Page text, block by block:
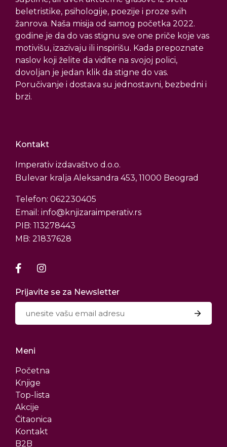
beletristike, psihologije, poezije i proze svih
žanrova. Naša misija od samog početka 2022.
godine je da do vas stignu sve one priče koje vas
motivišu, izazivaju ili inspirišu. Kada prepoznate
naslov koji želite da vidite na svojoj polici,
dovoljan je jedan klik da stigne do vas.
Poručivanje i dostava su jednostavni, bezbedni i
brzi.
Kontakt
Imperativ izdavaštvo d.o.o.
Bulevar kralja Aleksandra 453, 11000 Beograd
Telefon: 062230405
Email: info@knjizaraimperativ.rs
PIB: 113278443
MB: 21837628
Prijavite se za Newsletter
Meni
Početna
Knjige
Top-lista
Akcije
Čitaonica
Kontakt
B2B